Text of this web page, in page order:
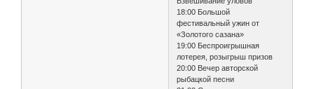
18:00 Большой
фестивальный ужин от
«Золотого сазана»
19:00 Беспроигрышная
лотерея, розыгрыш призов
20:00 Вечер авторской
рыбацкой песни